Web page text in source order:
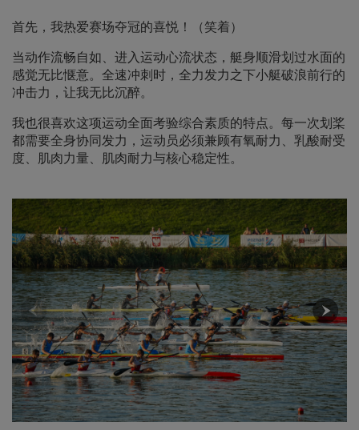
首先，我热爱赛场夺冠的喜悦！（笑着）
当动作流畅自如、进入运动心流状态，艇身顺滑划过水面的
感觉无比惬意。全速冲刺时，全力发力之下小艇破浪前行的
冲击力，让我无比沉醉。
我也很喜欢这项运动全面考验综合素质的特点。每一次划桨
都需要全身协同发力，运动员必须兼顾有氧耐力、乳酸耐受
度、肌肉力量、肌肉耐力与核心稳定性。